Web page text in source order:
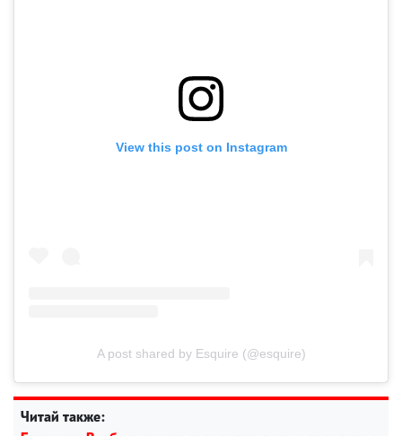
View this post on Instagram
A post shared by Esquire (@esquire)
Читай также: